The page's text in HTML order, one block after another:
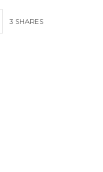
3 SHARES